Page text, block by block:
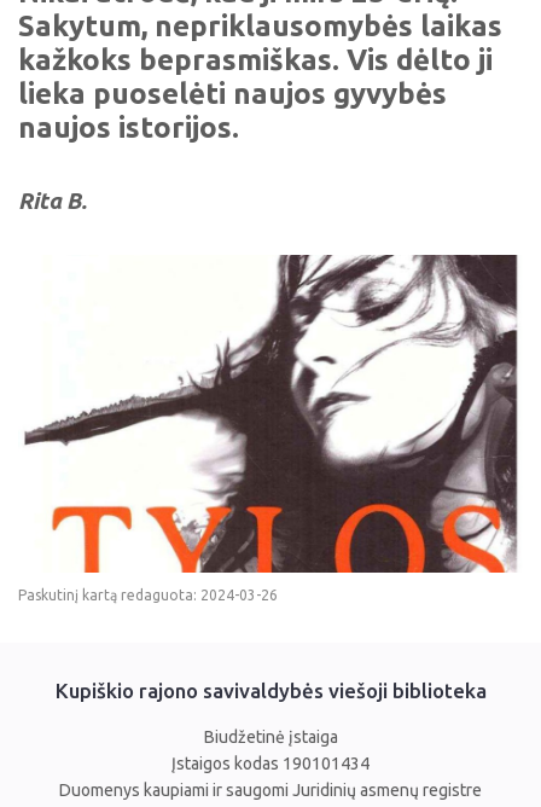
Sakytum, nepriklausomybės laikas
kažkoks beprasmiškas. Vis dėlto ji
lieka puoselėti naujos gyvybės
naujos istorijos.
Rita B.
Paskutinį kartą redaguota: 2024-03-26
Kupiškio rajono savivaldybės viešoji biblioteka
Biudžetinė įstaiga
Įstaigos kodas 190101434
Duomenys kaupiami ir saugomi Juridinių asmenų registre